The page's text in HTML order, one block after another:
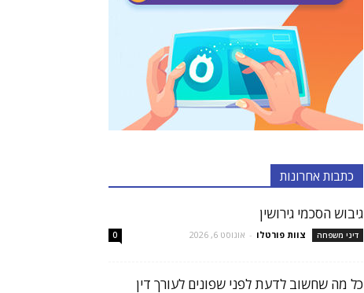
כתבות אחרונות
גיבוש הסכמי גירושין
דיני משפחה צוות פורטלו - אוגוסט 6, 2026 0
כל מה שחשוב לדעת לפני שפונים לעורך דין